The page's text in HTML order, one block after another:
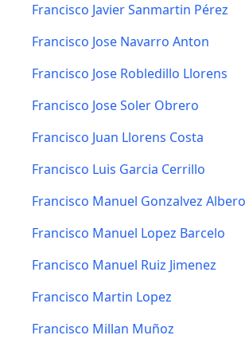
Francisco Javier Sanmartin Pérez
Francisco Jose Navarro Anton
Francisco Jose Robledillo Llorens
Francisco Jose Soler Obrero
Francisco Juan Llorens Costa
Francisco Luis Garcia Cerrillo
Francisco Manuel Gonzalvez Albero
Francisco Manuel Lopez Barcelo
Francisco Manuel Ruiz Jimenez
Francisco Martin Lopez
Francisco Millan Muñoz